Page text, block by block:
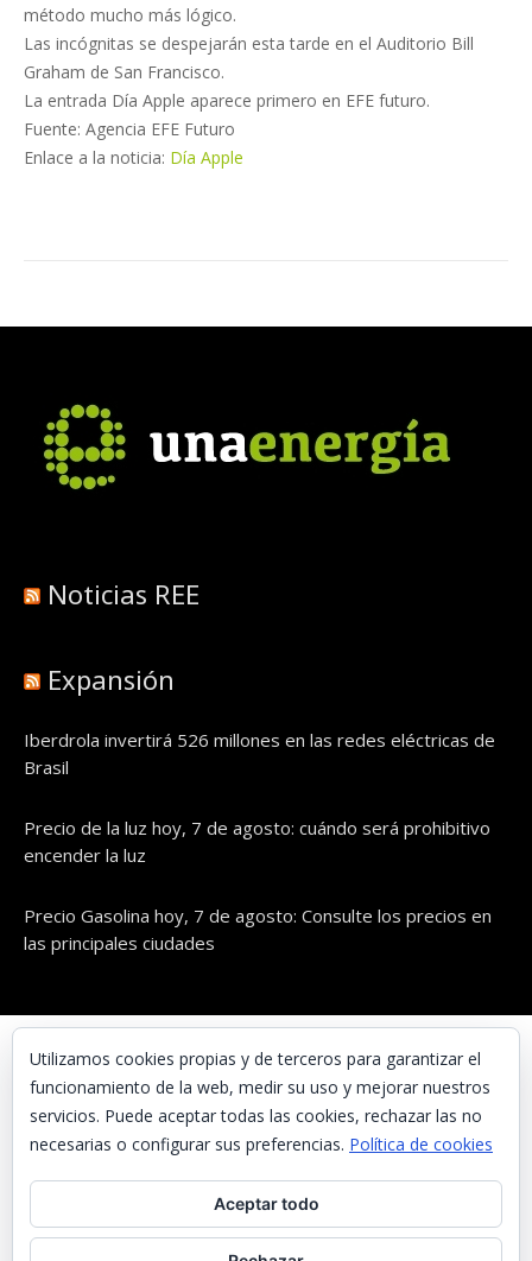
método mucho más lógico.
Las incógnitas se despejarán esta tarde en el Auditorio Bill
Graham de San Francisco.
La entrada Día Apple aparece primero en EFE futuro.
Fuente: Agencia EFE Futuro
Enlace a la noticia: Día Apple
Noticias REE
Expansión
Iberdrola invertirá 526 millones en las redes eléctricas de
Brasil
Precio de la luz hoy, 7 de agosto: cuándo será prohibitivo
encender la luz
Precio Gasolina hoy, 7 de agosto: Consulte los precios en
las principales ciudades
© UNAENERGÍA, S.L.
Inicio
Contacta con nosotros
Preguntas frecuentes
Aviso Legal
Utilizamos cookies propias y de terceros para garantizar el
funcionamiento de la web, medir su uso y mejorar nuestros
servicios. Puede aceptar todas las cookies, rechazar las no
necesarias o configurar sus preferencias. Política de cookies
Aceptar todo